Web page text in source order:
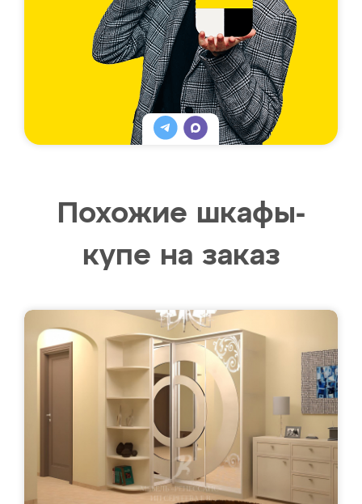
Похожие шкафы-
купе на заказ